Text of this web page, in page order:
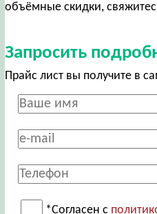
объёмные скидки,
Запросить
Прайс лист вы получите в
*Согласен с